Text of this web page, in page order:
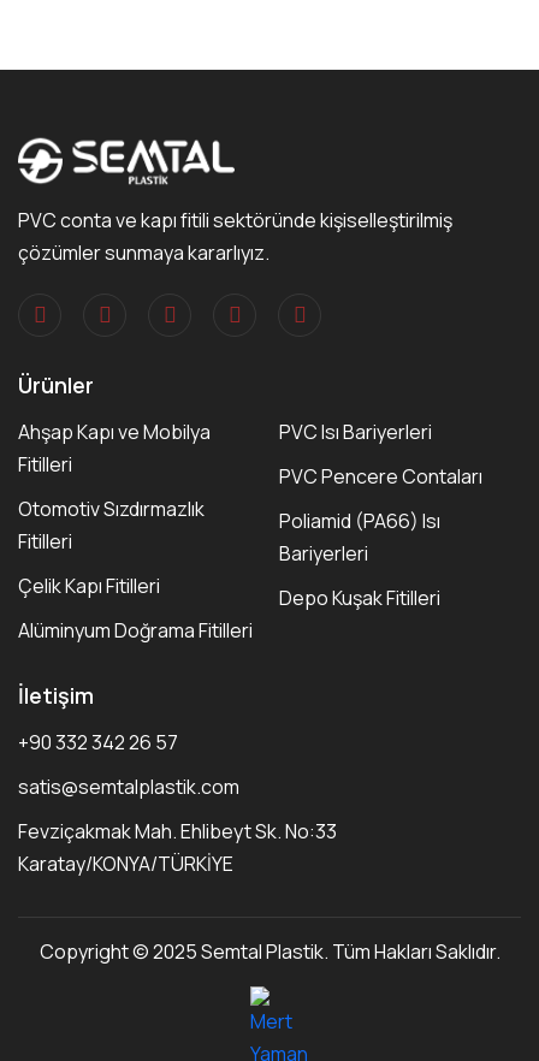
PVC conta ve kapı fitili sektöründe kişiselleştirilmiş
çözümler sunmaya kararlıyız.
Ürünler
Ahşap Kapı ve Mobilya
Fitilleri
Otomotiv Sızdırmazlık
Fitilleri
Çelik Kapı Fitilleri
Alüminyum Doğrama Fitilleri
PVC Isı Bariyerleri
PVC Pencere Contaları
Poliamid (PA66) Isı
Bariyerleri
Depo Kuşak Fitilleri
İletişim
+90 332 342 26 57
satis@semtalplastik.com
Fevziçakmak Mah. Ehlibeyt Sk. No:33
Karatay/KONYA/TÜRKİYE
Copyright © 2025 Semtal Plastik. Tüm Hakları Saklıdır.